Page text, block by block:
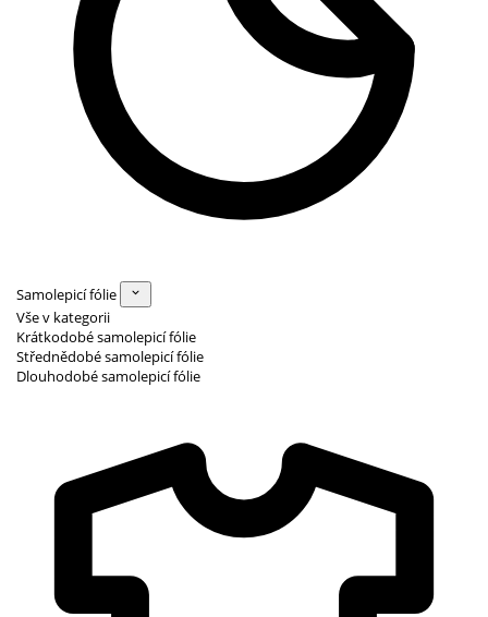
Samolepicí fólie
Vše v kategorii
Krátkodobé samolepicí fólie
Střednědobé samolepicí fólie
Dlouhodobé samolepicí fólie